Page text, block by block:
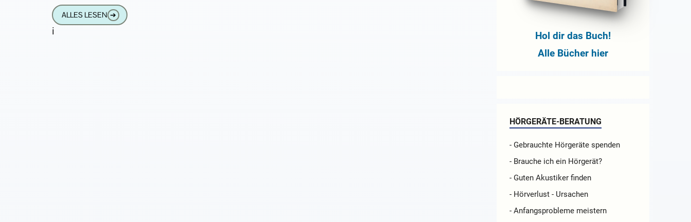
kostenfreien Geräten erreicht wird, könnte
die gesetzliche Krankenversicherung zur
Übernahme
ALLES LESEN ➔
i
Hol dir das Buch!
Alle Bücher hier
HÖRGERÄTE-BERATUNG
- Gebrauchte Hörgeräte spenden
- Brauche ich ein Hörgerät?
- Guten Akustiker finden
- Hörverlust - Ursachen
- Anfangsprobleme meistern